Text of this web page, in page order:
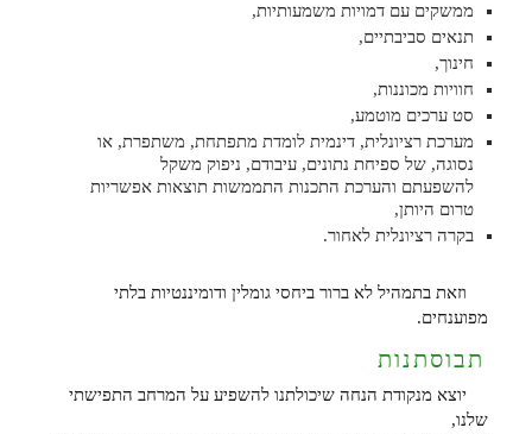
ממשקים עם דמויות משמעותיות,
תנאים סביבתיים,
חינוך,
חוויות מכוננות,
סט ערכים מוטמע,
מערכת רציונלית, דינמית לומדת מתפתחת, משתפרת, או
נסוגה, של ספיחת נתונים, עיבודם, ניפוק משקל
להשפעתם והערכת התכנות התממשות תוצאות אפשריות
טרום היותן,
בקרה רציונלית לאחור.
וזאת בתמהיל לא ברור ביחסי גומלין ודומיננטיות בלתי
מפוענחים.
תבוסתנות
יוצא מנקודת הנחה שיכולתנו להשפיע על המרחב התפישתי
שלנו,